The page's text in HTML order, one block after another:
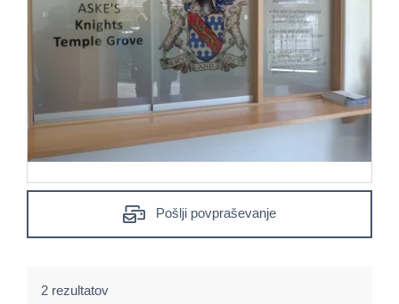
Pošlji povpraševanje
2 rezultatov